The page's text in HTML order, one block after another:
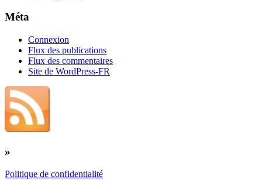
Méta
Connexion
Flux des publications
Flux des commentaires
Site de WordPress-FR
»
Politique de confidentialité